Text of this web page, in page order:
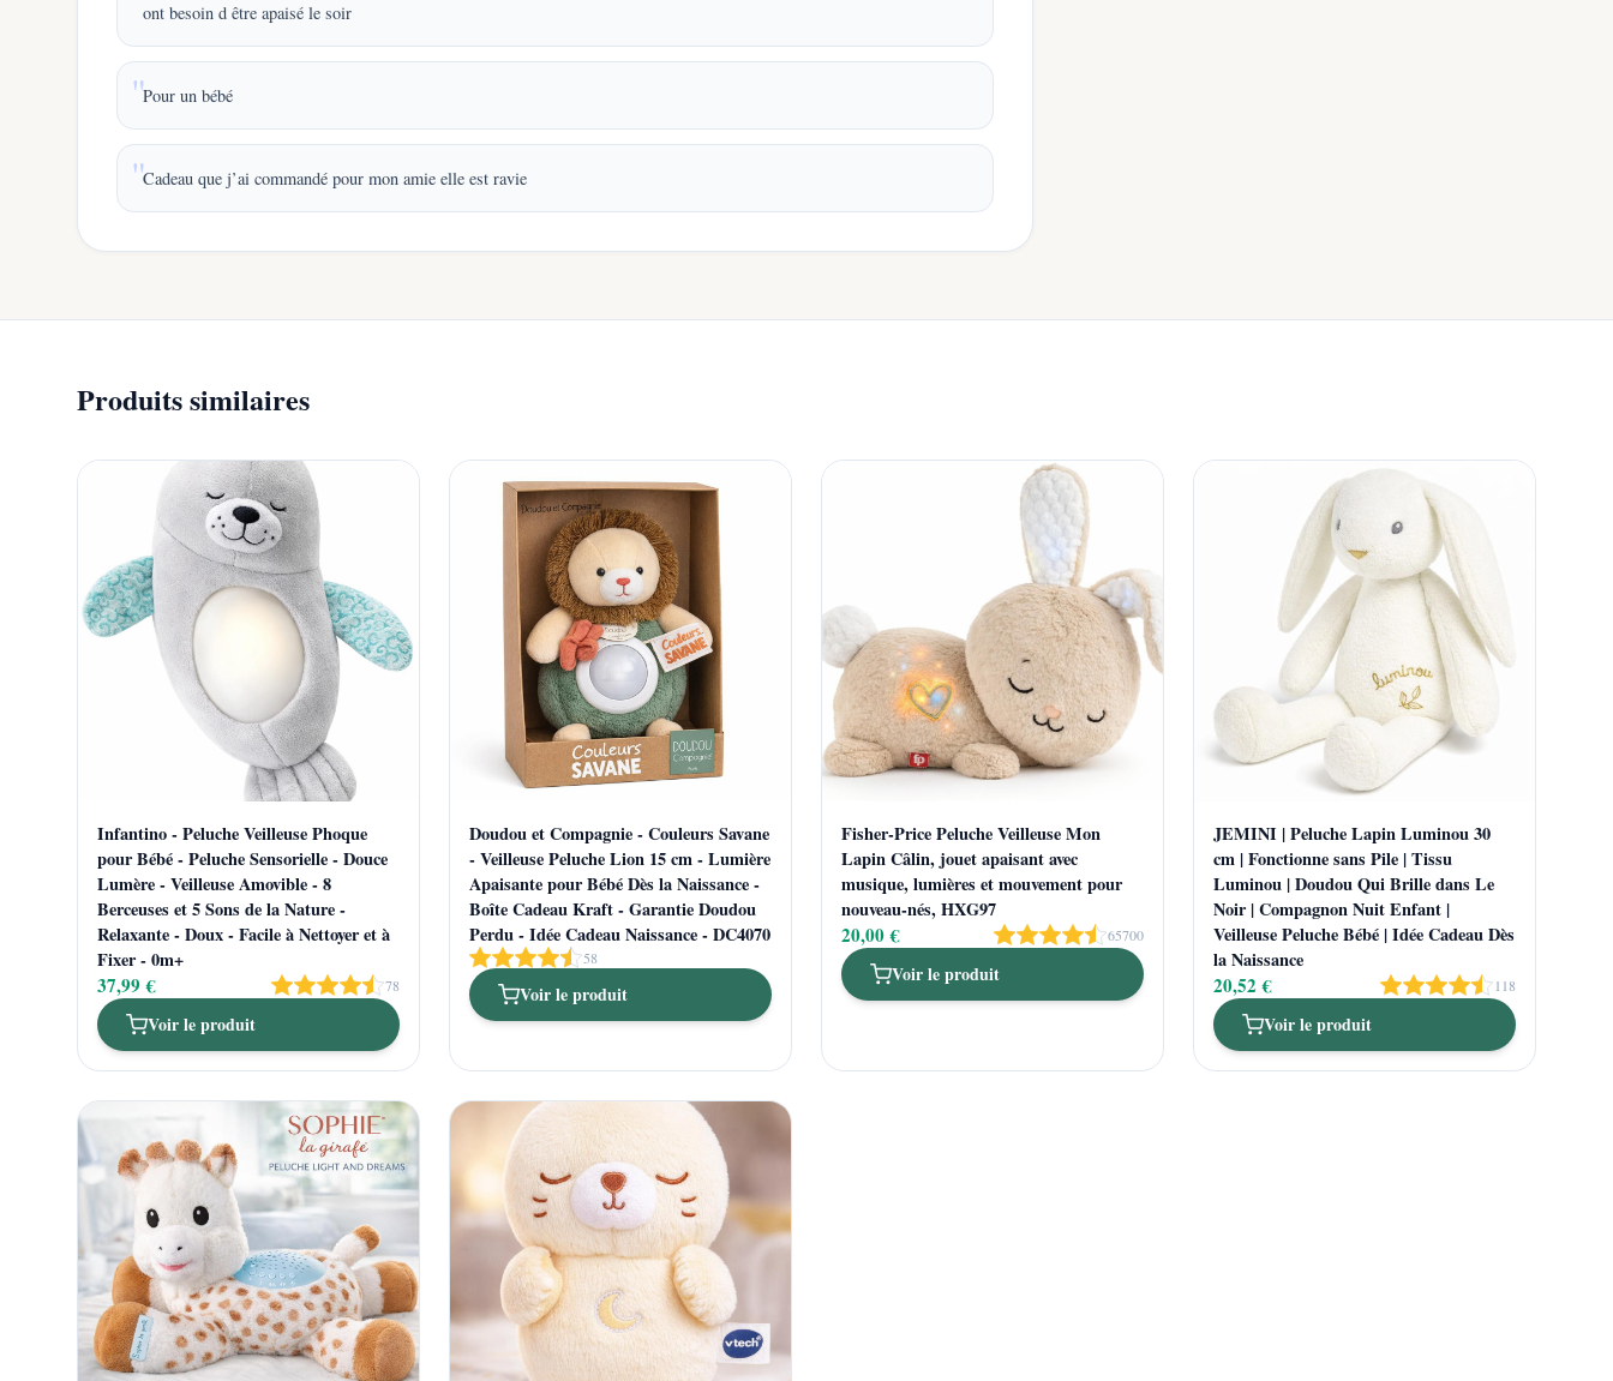
ont besoin d être apaisé le soir
Pour un bébé
Cadeau que j’ai commandé pour mon amie elle est ravie
Produits similaires
Infantino - Peluche Veilleuse Phoque
pour Bébé - Peluche Sensorielle - Douce
Lumère - Veilleuse Amovible - 8
Berceuses et 5 Sons de la Nature -
Relaxante - Doux - Facile à Nettoyer et à
Fixer - 0m+
37,99 € 78
Voir le produit
Doudou et Compagnie - Couleurs Savane
- Veilleuse Peluche Lion 15 cm - Lumière
Apaisante pour Bébé Dès la Naissance -
Boîte Cadeau Kraft - Garantie Doudou
Perdu - Idée Cadeau Naissance - DC4070
58
Voir le produit
Fisher-Price Peluche Veilleuse Mon
Lapin Câlin, jouet apaisant avec
musique, lumières et mouvement pour
nouveau-nés, HXG97
20,00 € 65700
Voir le produit
JEMINI | Peluche Lapin Luminou 30
cm | Fonctionne sans Pile | Tissu
Luminou | Doudou Qui Brille dans Le
Noir | Compagnon Nuit Enfant |
Veilleuse Peluche Bébé | Idée Cadeau Dès
la Naissance
20,52 € 118
Voir le produit